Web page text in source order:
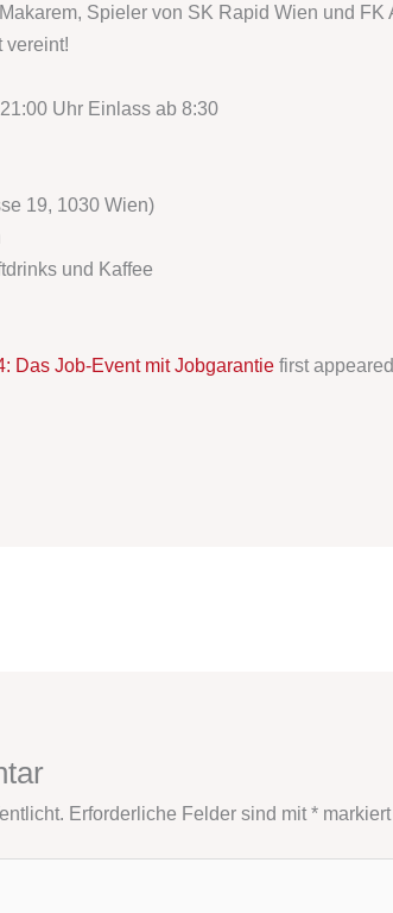
Spieler von SK Rapid Wien und
vereint!
Uhr Einlass ab 8:30
19, 1030 Wien)
und Kaffee
Das Job-Event mit Jobgarantiefirst
Erforderliche Felder sind mit*markiert